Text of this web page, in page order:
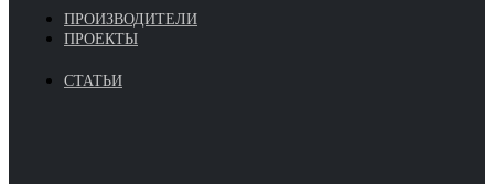
ПРОИЗВОДИТЕЛИ
ПРОЕКТЫ
СТАТЬИ